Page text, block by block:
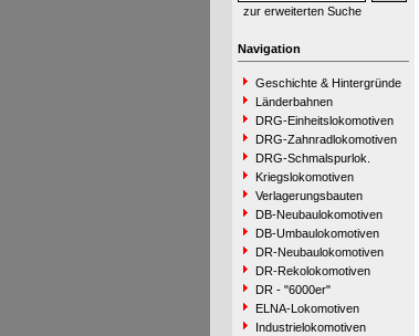
zur erweiterten Suche
Navigation
Geschichte & Hintergründe
Länderbahnen
DRG-Einheitslokomotiven
DRG-Zahnradlokomotiven
DRG-Schmalspurlok.
Kriegslokomotiven
Verlagerungsbauten
DB-Neubaulokomotiven
DB-Umbaulokomotiven
DR-Neubaulokomotiven
DR-Rekolokomotiven
DR - "6000er"
ELNA-Lokomotiven
Industrielokomotiven